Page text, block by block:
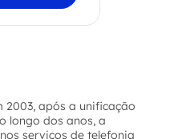
2003, após a unificação
longo dos anos, a
serviços de telefonia